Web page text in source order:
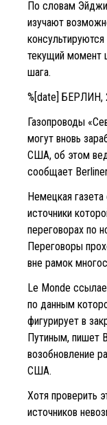
По словам
изучают
текущий момент
шага.
%[date] БЕРЛИН,
Газопроводы
могут вновь
США, об этом
сообщает
Немецкая
источники
переговорах по
Переговоры
вне рамок
Le Monde
по данным
фигурирует в
Путиным, пишет
возобновление
США.
Хотя проверить
источников